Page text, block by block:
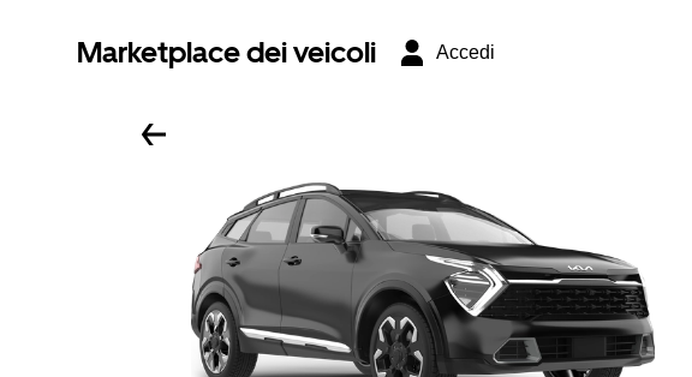
Marketplace dei veicoli Accedi